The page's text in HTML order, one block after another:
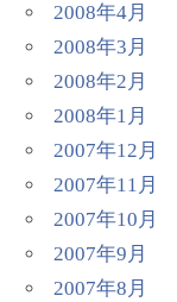
2008年4月
2008年3月
2008年2月
2008年1月
2007年12月
2007年11月
2007年10月
2007年9月
2007年8月